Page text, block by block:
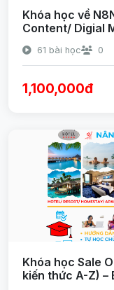
Khóa học về
Content/ Digial
61 bài học 0
1,100,000đ
Khóa học Sale
kiến thức A-Z) –